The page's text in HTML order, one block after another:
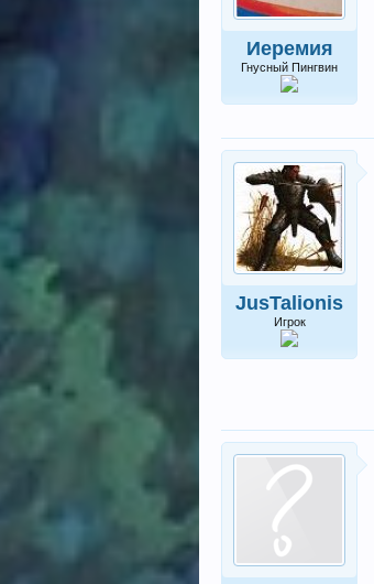
Иеремия
Гнусный Пингвин
JusTalionis
Игрок